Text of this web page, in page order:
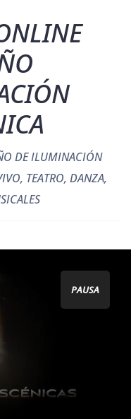
DE ILUMINACIÓN
TEATRO, DANZA,
PAUSA